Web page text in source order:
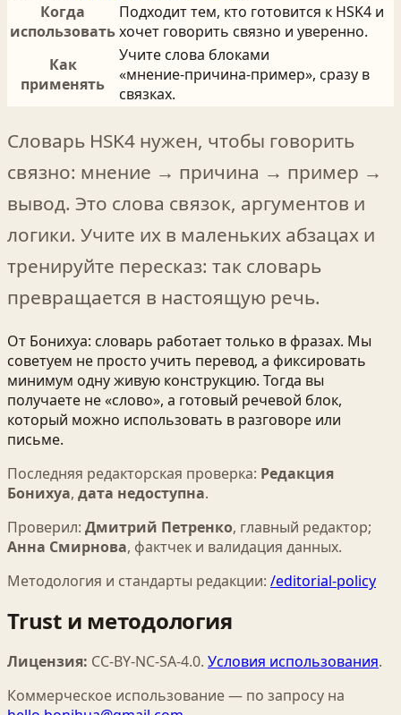
Когда
использовать
Подходит тем, кто готовится к HSK4 и
хочет говорить связно и уверенно.
Как
применять
Учите слова блоками
«мнение‑причина‑пример», сразу в
связках.
Словарь HSK4 нужен, чтобы говорить
связно: мнение → причина → пример →
вывод. Это слова связок, аргументов и
логики. Учите их в маленьких абзацах и
тренируйте пересказ: так словарь
превращается в настоящую речь.
От Бонихуа: словарь работает только в фразах. Мы
советуем не просто учить перевод, а фиксировать
минимум одну живую конструкцию. Тогда вы
получаете не «слово», а готовый речевой блок,
который можно использовать в разговоре или
письме.
Последняя редакторская проверка: Редакция
Бонихуа, дата недоступна.
Проверил: Дмитрий Петренко, главный редактор;
Анна Смирнова, фактчек и валидация данных.
Методология и стандарты редакции: /editorial-policy
Trust и методология
Лицензия: CC-BY-NC-SA-4.0. Условия использования.
Коммерческое использование — по запросу на